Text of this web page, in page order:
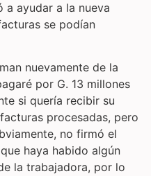
a ayudar a la nueva
se podían
nuevamente de la
por G. 13 millones
si quería recibir su
procesadas, pero
no firmó el
haya habido algún
la trabajadora, por lo